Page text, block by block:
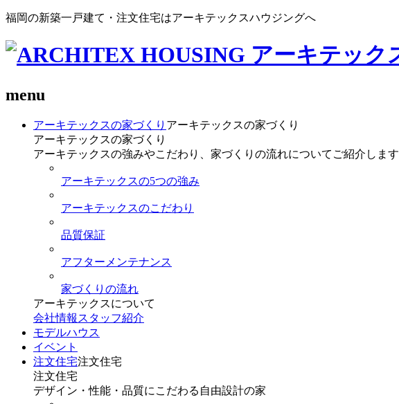
福岡の新築一戸建て・注文住宅はアーキテックスハウジングへ
menu
アーキテックスの家づくり アーキテックスの家づくり
アーキテックスの家づくり
アーキテックスの強みやこだわり、家づくりの流れについてご紹介します
アーキテックスの5つの強み
アーキテックスのこだわり
品質保証
アフターメンテナンス
家づくりの流れ
アーキテックスについて
会社情報 スタッフ紹介
モデルハウス
イベント
注文住宅注文住宅
注文住宅
デザイン・性能・品質にこだわる自由設計の家